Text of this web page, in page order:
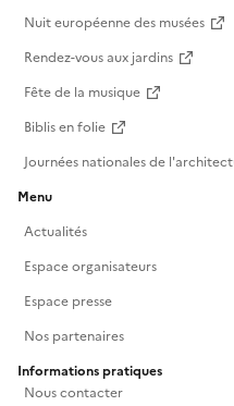
Nuit européenne des musées
Rendez-vous aux jardins
Fête de la musique
Biblis en folie
Journées nationales de
Menu
Actualités
Espace organisateurs
Espace presse
Nos partenaires
Informations pratiques
Nous contacter